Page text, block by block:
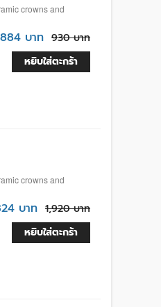
crowns and
884 บาท 930 บาท
หยิบใส่ตะกร้า
crowns and
บาท 1,920 บาท
หยิบใส่ตะกร้า